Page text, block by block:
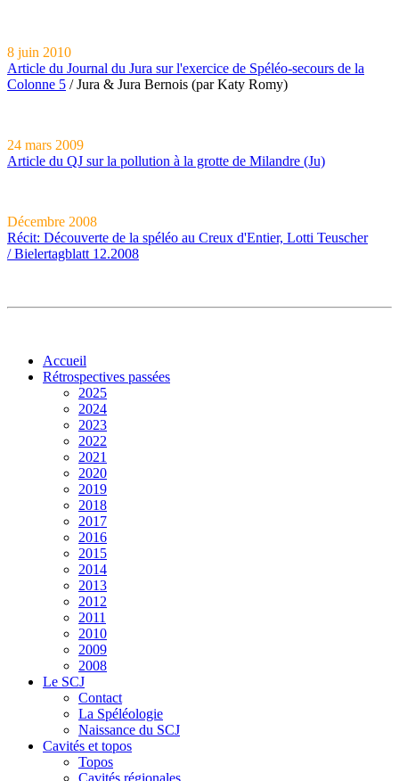
8 juin 2010
Article du Journal du Jura sur l'exercice de Spéléo-secours de la
Colonne 5 / Jura & Jura Bernois (par Katy Romy)
24 mars 2009
Article du QJ sur la pollution à la grotte de Milandre (Ju)
Décembre 2008
Récit: Découverte de la spéléo au Creux d'Entier, Lotti Teuscher
/ Bielertagblatt 12.2008
Accueil
Rétrospectives passées
2025
2024
2023
2022
2021
2020
2019
2018
2017
2016
2015
2014
2013
2012
2011
2010
2009
2008
Le SCJ
Contact
La Spéléologie
Naissance du SCJ
Cavités et topos
Topos
Cavités régionales